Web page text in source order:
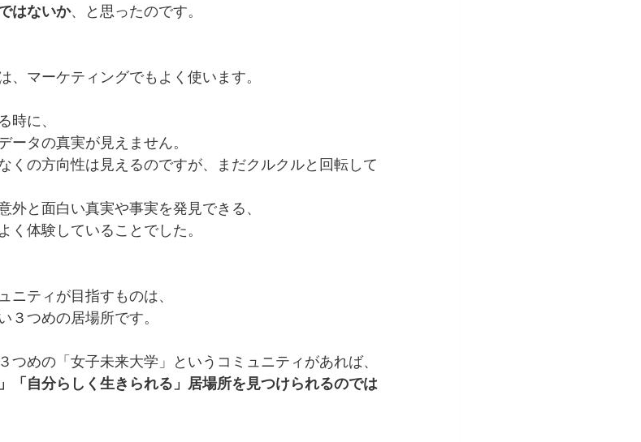
はないか、と思ったのです。
、マーケティングでもよく使います。
時に、
ータの真実が見えません。
くの方向性は見えるのですが、まだクルクルと回転して
外と面白い真実や事実を発見できる、
く体験していることでした。
ニティが目指すものは、
３つめの居場所です。
つめの「女子未来大学」というコミュニティがあれば、
「自分らしく生きられる」居場所を見つけられるのでは